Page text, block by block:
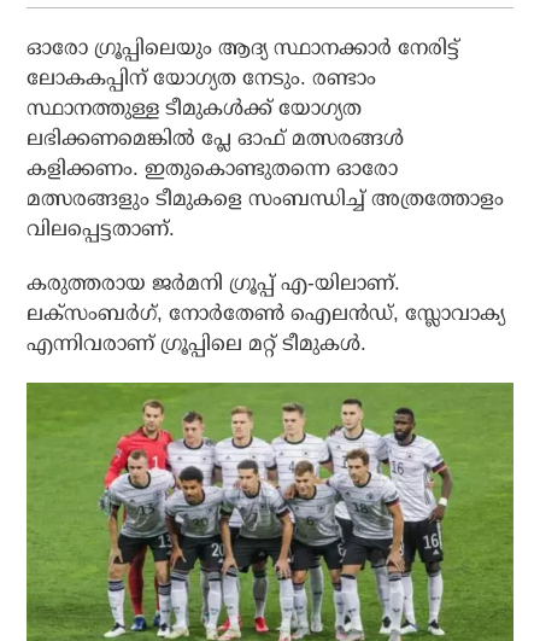
ഓരോ ഗ്രൂപ്പിലെയും ആദ്യ സ്ഥാനക്കാര്‍ നേരിട്ട്
ലോകകപ്പിന് യോഗ്യത നേടും. രണ്ടാം
സ്ഥാനത്തുള്ള ടീമുകള്‍ക്ക് യോഗ്യത
ലഭിക്കണമെങ്കില്‍ പ്ലേ ഓഫ് മത്സരങ്ങള്‍
കളിക്കണം. ഇതുകൊണ്ടുതന്നെ ഓരോ
മത്സരങ്ങളും ടീമുകളെ സംബന്ധിച്ച് അത്രത്തോളം
വിലപ്പെട്ടതാണ്.
കരുത്തരായ ജര്‍മനി ഗ്രൂപ്പ് എ-യിലാണ്.
ലക്‌സംബര്‍ഗ്, നോര്‍തേണ്‍ ഐലന്‍ഡ്, സ്ലോവാക്യ
എന്നിവരാണ് ഗ്രൂപ്പിലെ മറ്റ് ടീമുകള്‍.